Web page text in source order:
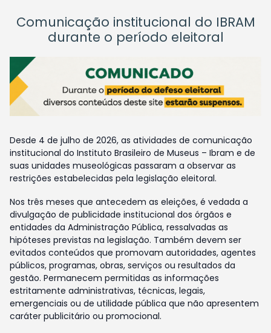
Comunicação institucional do IBRAM
durante o período eleitoral
Desde 4 de julho de 2026, as atividades de comunicação
institucional do Instituto Brasileiro de Museus – Ibram e de
suas unidades museológicas passaram a observar as
restrições estabelecidas pela legislação eleitoral.
Nos três meses que antecedem as eleições, é vedada a
divulgação de publicidade institucional dos órgãos e
entidades da Administração Pública, ressalvadas as
hipóteses previstas na legislação. Também devem ser
evitados conteúdos que promovam autoridades, agentes
públicos, programas, obras, serviços ou resultados da
gestão. Permanecem permitidas as informações
estritamente administrativas, técnicas, legais,
emergenciais ou de utilidade pública que não apresentem
caráter publicitário ou promocional.